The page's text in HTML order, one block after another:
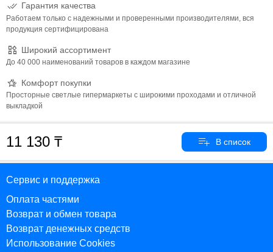
Гарантия качества
Работаем только с надежными и проверенными производителями, вся
продукция сертифицирована
Широкий ассортимент
До 40 000 наименований товаров в каждом магазине
Комфорт покупки
Просторные светлые гипермаркеты с широкими проходами и отличной
выкладкой
11 130
Сервис и поддержка
Оплата частями
Возврат и обмен товара
Возврат денежных средств
Использование Cookies